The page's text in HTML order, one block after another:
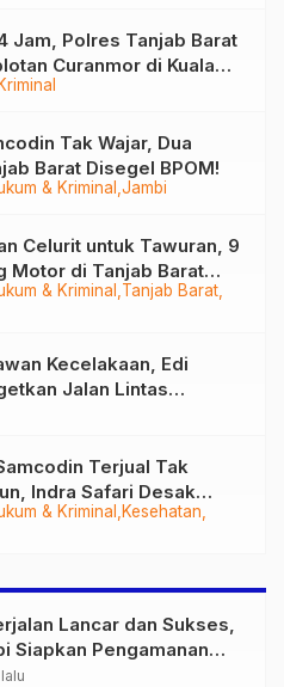
Jam, Polres Tanjab Barat
Curanmor di Kuala
& Kriminal Jambi
Tak Wajar, Dua
Barat Disegel BPOM!
& Kriminal Tanjab Barat
Celurit untuk Tawuran, 9
Motor di Tanjab Barat
Kecelakaan, Edi
Jalan Lintas
Mulus di 2028
& Kriminal
Kesehatan
Terjual Tak
Indra Safari Desak
Lancar dan Sukses,
Siapkan Pengamanan
8.750 Pelari, 1.848